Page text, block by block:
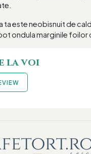
ta este neobisnuit de
ondula marginile foilor
la voi